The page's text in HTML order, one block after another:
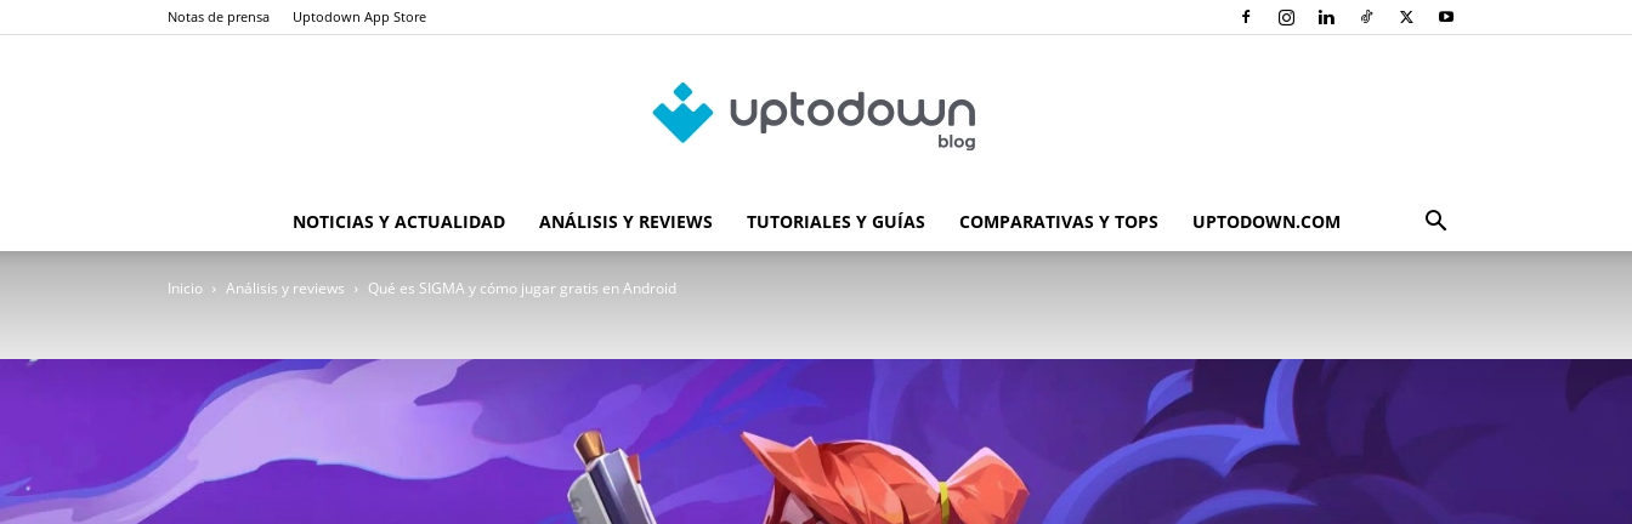
Notas de prensa Uptodown App Store
Blog
de
NOTICIAS Y ACTUALIDAD ANÁLISIS Y REVIEWS TUTORIALES Y GUÍAS COMPARATIVAS Y TOPS UPTODOWN.COM
Inicio Análisis y reviews Qué es SIGMA y cómo jugar gratis en Android